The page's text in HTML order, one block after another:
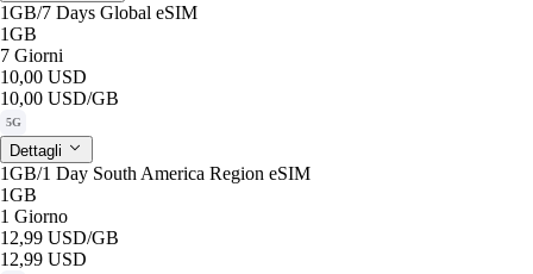
1GB/7 Days Global eSIM
1GB
7 Giorni
10,00 USD
10,00 USD/GB
5G
Dettagli
1GB/1 Day South America Region eSIM
1GB
1 Giorno
12,99 USD/GB
12,99 USD